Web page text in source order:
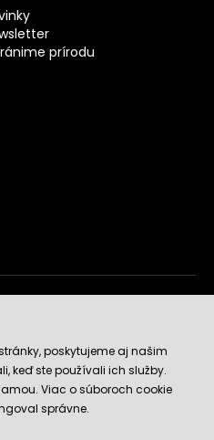
prírodu
poskytujeme aj našim
keď ste používali ich služby.
Viac o súboroch cookie
správne.